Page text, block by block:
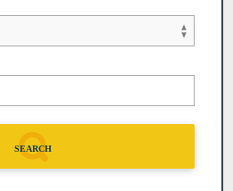
ス開催日の前日(当該日が弊
直前の営業日とします）まで
号：03-6408-2488、受付時
土・日・祝日を除く9:00～1
程を変更する旨申し出るもの
SEARCH